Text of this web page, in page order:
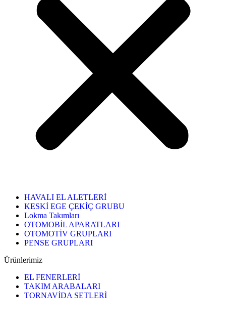
HAVALI EL ALETLERİ
KESKİ EGE ÇEKİÇ GRUBU
Lokma Takımları
OTOMOBİL APARATLARI
OTOMOTİV GRUPLARI
PENSE GRUPLARI
Ürünlerimiz
EL FENERLERİ
TAKIM ARABALARI
TORNAVİDA SETLERİ